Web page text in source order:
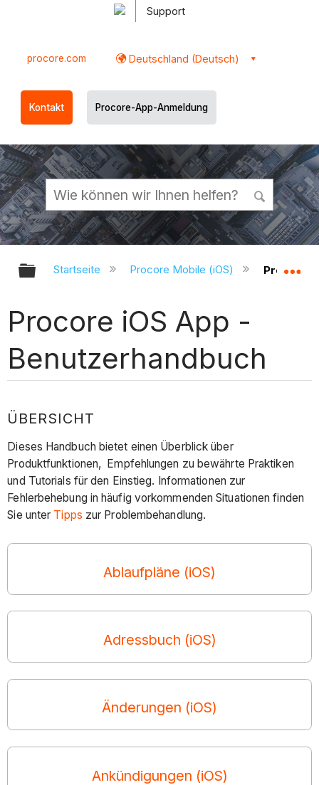
Support
procore.com Deutschland (Deutsch)
Kontakt Procore-App-Anmeldung
Globale Hierarchie auf- und
Startseite Procore Mobile (iOS) Procore
Procore iOS App -
Benutzerhandbuch
ÜBERSICHT
Dieses Handbuch bietet einen Überblick über
Produktfunktionen, Empfehlungen zu bewährte Praktiken
und Tutorials für den Einstieg. Informationen zur
Fehlerbehebung in häufig vorkommenden Situationen finden
Sie unter Tipps zur Problembehandlung.
Ablaufpläne (iOS)
Adressbuch (iOS)
Änderungen (iOS)
Ankündigungen (iOS)